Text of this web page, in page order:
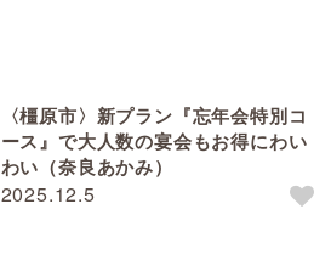
2025.12.5
〈橿原市〉新プラン『忘年会特別コ
ース』で大人数の宴会もお得にわい
わい（奈良あかみ）